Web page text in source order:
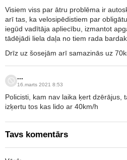
Visiem viss par ātru problēma ir
arī tas, ka velosipēdistiem par
iegūd vadītāja apliecību, izmantot
tādējādi liela daļa no tiem rada
Drīz uz šosejām arī samazinās uz
...
16.marts 2021 8:53
Policisti, kam nav laika ķert dzērājus,
izķertu tos kas lido ar 40km/h
Tavs komentārs